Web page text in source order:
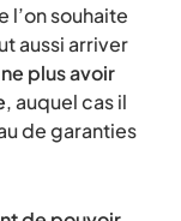
l’on souhaite
aussi arriver
ne plus avoir
, auquel cas il
de garanties